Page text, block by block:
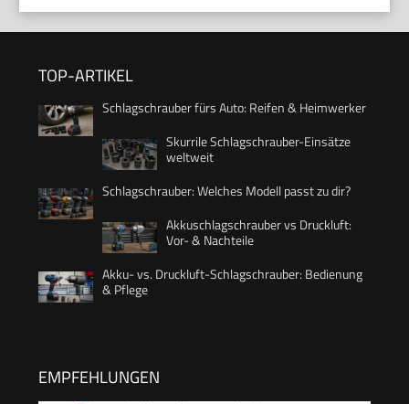
TOP-ARTIKEL
Schlagschrauber fürs Auto: Reifen & Heimwerker
Skurrile Schlagschrauber-Einsätze
weltweit
Schlagschrauber: Welches Modell passt zu dir?
Akkuschlagschrauber vs Druckluft:
Vor- & Nachteile
Akku- vs. Druckluft-Schlagschrauber: Bedienung
& Pflege
EMPFEHLUNGEN